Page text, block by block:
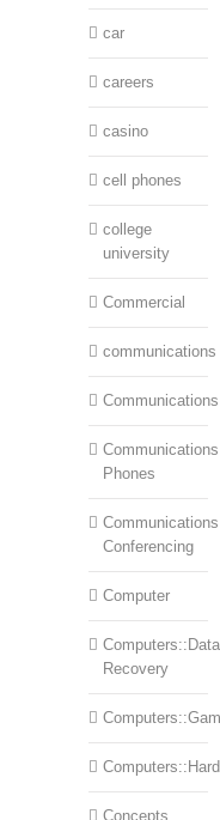
car
careers
casino
cell phones
college
university
Commercial
communications
Phones
Conferencing
Computer
Computers::Data
Recovery
Concepts